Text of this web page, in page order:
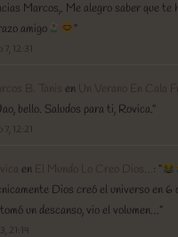
Marcos,. Me alegro saber que te
amigo
”
7, 12:31
B. Tanis en Un Verano En Cala
bello. Saludos para ti, Rovica.”
7, 12:21
en El Mundo Lo Creo Dios… : “
Dios creó el universo en 6
un descanso, vio el volumen…”
3, 21:14